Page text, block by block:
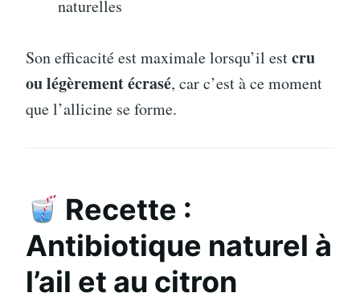
naturelles
Son efficacité est maximale lorsqu’il estcru
ou légèrement écrasé, car c’est à ce moment
que l’allicine se forme.
Recette :
Antibiotique naturel à
l’ail et au citron